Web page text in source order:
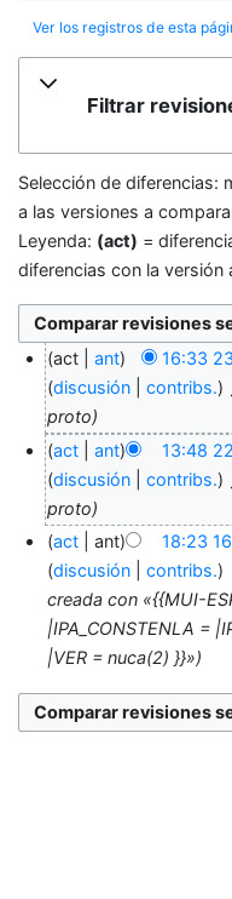
Ver los registros de esta
Filtrar
Selección de diferencias:
a las versiones a
Leyenda: (act) =
diferencias con la versión
act ant 16:33
discusión
contribs.
proto
act
ant 13:48
discusión
contribs.
proto
act
ant 18:23
discusión
contribs.
creada con «{{MUI-
|IPA_CONSTENLA =
|VER = nuca(2) }}»